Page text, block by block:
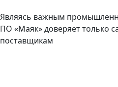
Являясь важным
ПО «Маяк» доверяет только
поставщикам